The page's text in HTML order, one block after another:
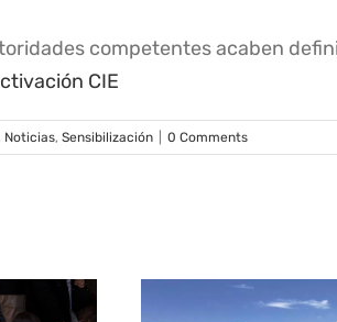
competentes acaben
CIE
Noticias, Sensibilización 0 Comments